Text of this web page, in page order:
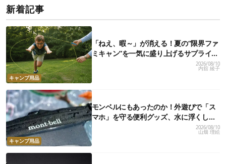
新着記事
キャンプ用品
「ねえ、暇～」が消える！夏の“限界ファ
ミキャン”を一気に盛り上げるサプライズ
遊び道具7選
2026/08/10
内舘 綾子
キャンプ用品
モンベルにもあったのか！外遊びで「ス
マホ」を守る便利グッズ、水に浮くし操
作もサクサクで快適だった
2026/08/10
山畑 理絵